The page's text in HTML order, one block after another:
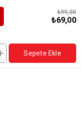
₺69,00
₺99,00
Sepete Ekle